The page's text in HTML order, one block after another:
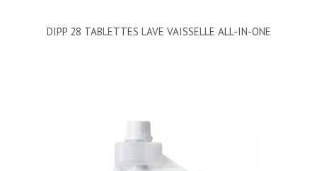
DIPP 28 TABLETTES LAVE VAISSELLE ALL-IN-ONE